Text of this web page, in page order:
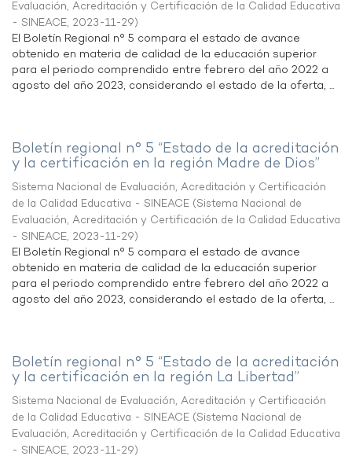
Evaluación, Acreditación y Certificación de la Calidad Educativa
- SINEACE, 2023-11-29)
El Boletín Regional n° 5 compara el estado de avance
obtenido en materia de calidad de la educación superior
para el periodo comprendido entre febrero del año 2022 a
agosto del año 2023, considerando el estado de la oferta, ...
Boletín regional n° 5 “Estado de la acreditación
y la certificación en la región Madre de Dios”
Sistema Nacional de Evaluación, Acreditación y Certificación
de la Calidad Educativa - SINEACE (Sistema Nacional de
Evaluación, Acreditación y Certificación de la Calidad Educativa
- SINEACE, 2023-11-29)
El Boletín Regional n° 5 compara el estado de avance
obtenido en materia de calidad de la educación superior
para el periodo comprendido entre febrero del año 2022 a
agosto del año 2023, considerando el estado de la oferta, ...
Boletín regional n° 5 “Estado de la acreditación
y la certificación en la región La Libertad”
Sistema Nacional de Evaluación, Acreditación y Certificación
de la Calidad Educativa - SINEACE (Sistema Nacional de
Evaluación, Acreditación y Certificación de la Calidad Educativa
- SINEACE, 2023-11-29)